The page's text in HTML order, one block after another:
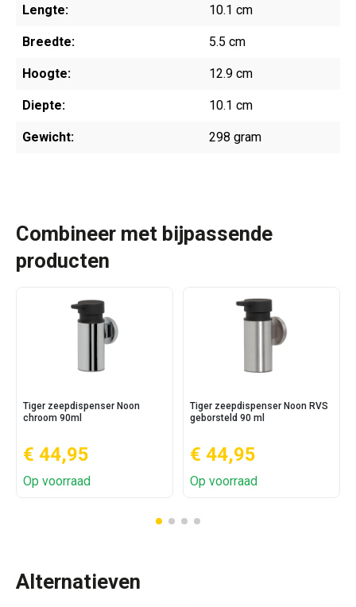
Lengte: 10.1 cm
Breedte: 5.5 cm
Hoogte: 12.9 cm
Diepte: 10.1 cm
Gewicht: 298 gram
Combineer met bijpassende
producten
Tiger zeepdispenser Noon
chroom 90ml
€ 44,95
Op voorraad
Tiger zeepdispenser Noon RVS
geborsteld 90 ml
€ 44,95
Op voorraad
Alternatieven